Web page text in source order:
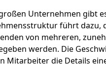
Unternehmen gibt
führt dazu,
von mehreren,
werden. Die
Mitarbeiter die Details